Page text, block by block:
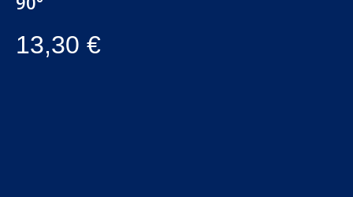
13,30 €